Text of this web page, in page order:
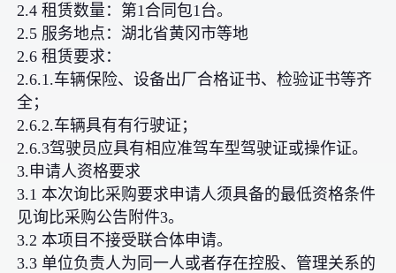
2.4 租赁数量：第1合同包1台。
2.5 服务地点：湖北省黄冈市等地
2.6 租赁要求：
2.6.1.车辆保险、设备出厂合格证书、检验证书等齐
全；
2.6.2.车辆具有有行驶证；
2.6.3驾驶员应具有相应准驾车型驾驶证或操作证。
3.申请人资格要求
3.1 本次询比采购要求申请人须具备的最低资格条件
见询比采购公告附件3。
3.2 本项目不接受联合体申请。
3.3 单位负责人为同一人或者存在控股、管理关系的